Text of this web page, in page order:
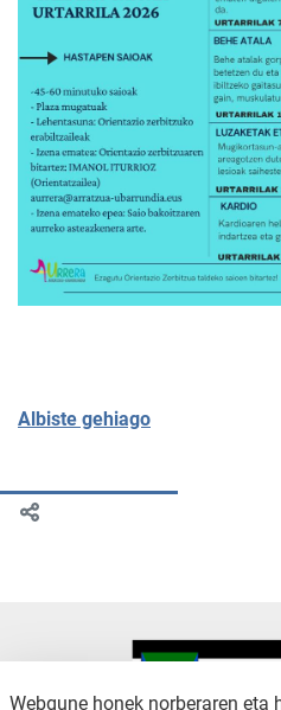
Albiste gehiago
Webgune honek norberaren eta